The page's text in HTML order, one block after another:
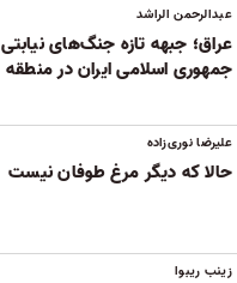
عبدالرحمن الراشد
عراق؛ جبهه تازه جنگ‌های نیابتی
جمهوری اسلامی ایران در منطقه
علیرضا نوری‌زاده
حالا که دیگر مرغ طوفان نیست
زینب ریبوا